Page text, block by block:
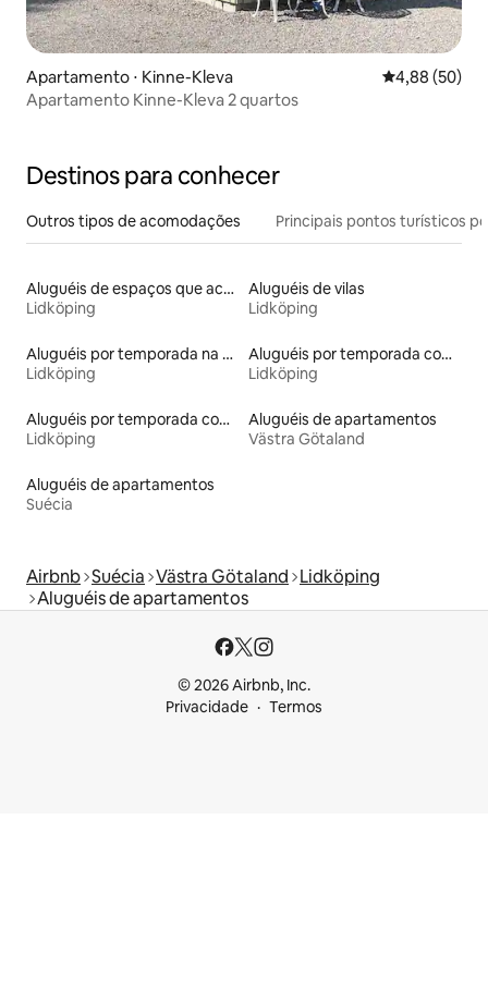
Apartamento ⋅ Kinne-Kleva 4,88 de uma
4,88 (50)
Apartamento Kinne-Kleva 2 quartos
Destinos para conhecer
Outros tipos de acomodações Principais pontos turísticos
Aluguéis de espaços que aceitam animais de estimação
Lidköping
Aluguéis de vilas
Lidköping
Aluguéis por temporada na orla
Lidköping
Aluguéis por temporada com acesso à praia
Lidköping
Aluguéis por temporada com acesso ao lago
Lidköping
Aluguéis de apartamentos
Västra Götaland
Aluguéis de apartamentos
Suécia
Airbnb Suécia Västra Götaland Lidköping
Aluguéis de apartamentos
© 2026 Airbnb, Inc.
Privacidade
Termos